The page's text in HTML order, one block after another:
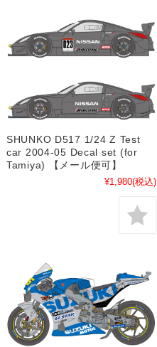
SHUNKO D517 1/24 Z Test
car 2004-05 Decal set (for
Tamiya) 【メール便可】
¥1,980(税込)